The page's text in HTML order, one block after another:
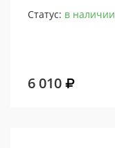
Статус: в наличии
6 010